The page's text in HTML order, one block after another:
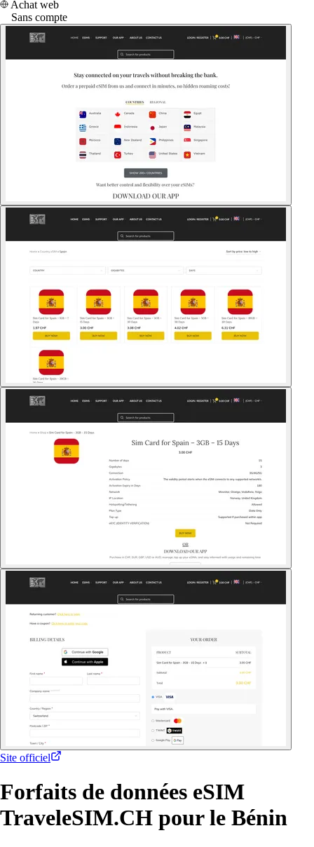
Achat web
Sans compte
Site officiel
Forfaits de données eSIM
TraveleSIM.CH pour le Bénin